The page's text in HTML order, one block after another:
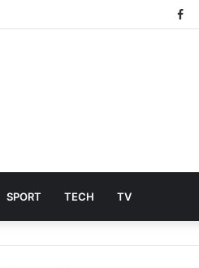
SPORT TECH TV